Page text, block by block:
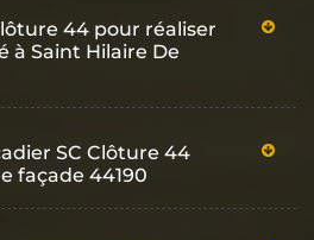
44 pour réaliser
à Saint Hilaire De
SC Clôture 44
façade 44190